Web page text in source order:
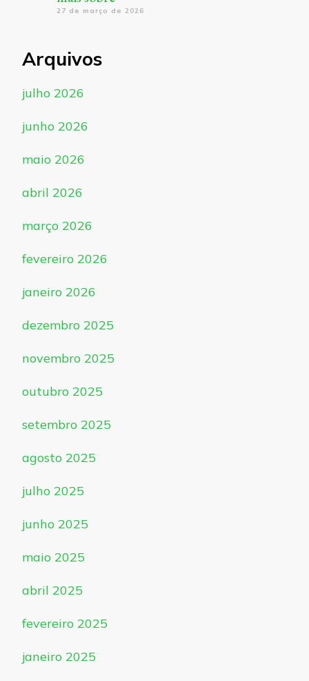
27 de março de 2026
Arquivos
julho 2026
junho 2026
maio 2026
abril 2026
março 2026
fevereiro 2026
janeiro 2026
dezembro 2025
novembro 2025
outubro 2025
setembro 2025
agosto 2025
julho 2025
junho 2025
maio 2025
abril 2025
fevereiro 2025
janeiro 2025